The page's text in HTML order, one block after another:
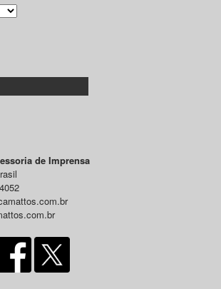
de Imprensa